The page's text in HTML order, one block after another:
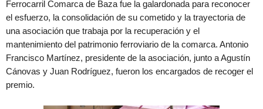
Ferrocarril Comarca de Baza fue la galardonada para reconocer
el esfuerzo, la consolidación de su cometido y la trayectoria de
una asociación que trabaja por la recuperación y el
mantenimiento del patrimonio ferroviario de la comarca. Antonio
Francisco Martínez, presidente de la asociación, junto a Agustín
Cánovas y Juan Rodríguez, fueron los encargados de recoger el
premio.